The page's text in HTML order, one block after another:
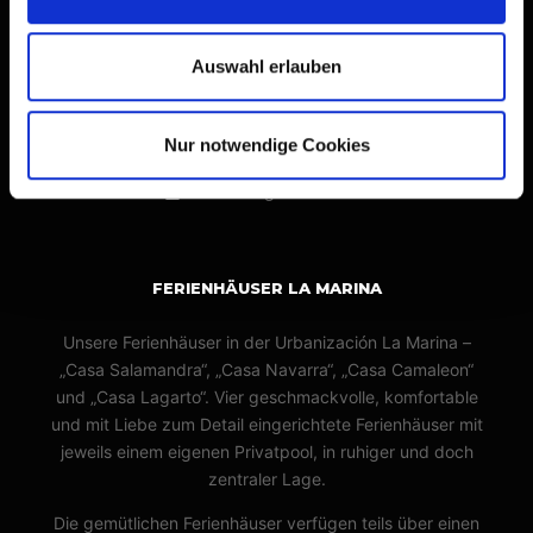
Auswahl erlauben
Nur notwendige Cookies
Thomas und Sylvia Matuschek
Tannenbergweg 8
+49 (0)2195 599-535
lamarina@ausgefallenes.de
FERIENHÄUSER LA MARINA
Unsere Ferienhäuser in der Urbanización La Marina –
„Casa Salamandra“, „Casa Navarra“, „Casa Camaleon“
und „Casa Lagarto“. Vier geschmackvolle, komfortable
und mit Liebe zum Detail eingerichtete Ferienhäuser mit
jeweils einem eigenen Privatpool, in ruhiger und doch
zentraler Lage.
Die gemütlichen Ferienhäuser verfügen teils über einen